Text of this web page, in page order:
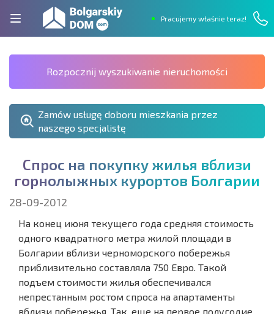
Pracujemy właśnie teraz!
Rozpocznij wyszukiwanie nieruchomości
Zamów usługę doboru mieszkania przez
naszego specjalistę
Спрос на покупку жилья вблизи
горнолыжных курортов Болгарии
28-09-2012
На конец июня текущего года средняя стоимость
одного квадратного метра жилой площади в
Болгарии вблизи черноморского побережья
приблизительно составляла 750 Евро. Такой
подъем стоимости жилья обеспечивался
непрестанным ростом спроса на апартаменты
вблизи побережья. Так, еще на первое полугодие